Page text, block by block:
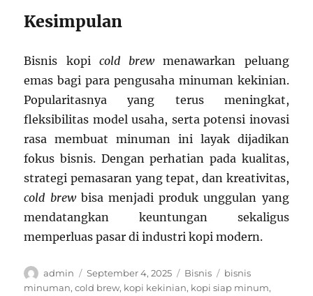
Kesimpulan
Bisnis kopi cold brewmenawarkan peluang
emas bagi para pengusaha minuman kekinian.
Popularitasnya yang terus meningkat,
fleksibilitas model usaha, serta potensi inovasi
rasa membuat minuman ini layak dijadikan
fokus bisnis. Dengan perhatian pada kualitas,
strategi pemasaran yang tepat, dan kreativitas,
cold brewbisa menjadi produk unggulan yang
mendatangkan keuntungan sekaligus
memperluas pasar di industri kopi modern.
Author
admin
Posted
on
September 4, 2025 Categories
Bisnis Tags
bisnis
minuman,cold brew, kopi kekinian, kopi siap minum,